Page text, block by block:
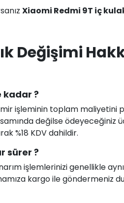
Xiaomi Redmi 9T iç
Değişimi
kadar ?
işleminin toplam maliyetini
değilse ödeyeceğiniz
%18 KDV dahildir.
sürer ?
işlemlerinizi genellikle
kargo ile göndermeniz